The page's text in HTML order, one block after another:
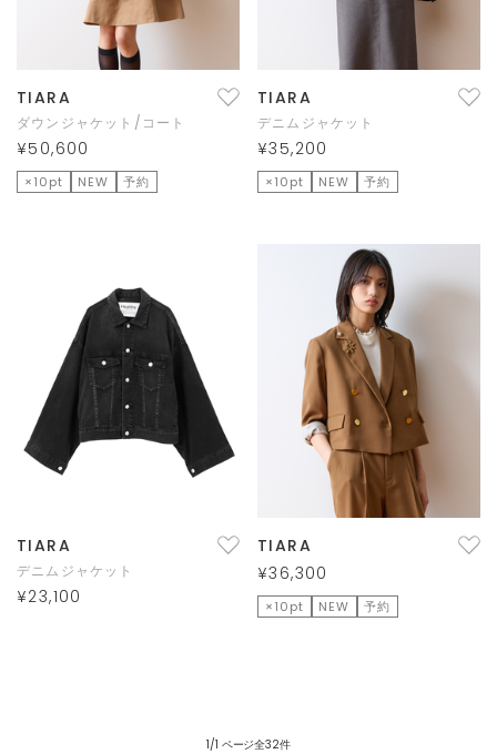
TIARA
ダウンジャケット/コート
¥50,600
×10pt NEW 予約
TIARA
デニムジャケット
¥35,200
×10pt NEW 予約
TIARA
デニムジャケット
¥23,100
TIARA
¥36,300
×10pt NEW 予約
1/1 ページ全32件